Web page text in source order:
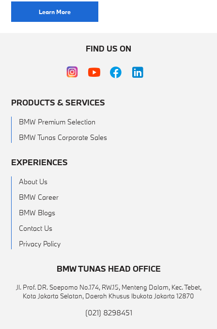
Learn More
FIND US ON
PRODUCTS & SERVICES
BMW Premium Selection
BMW Tunas Corporate Sales
EXPERIENCES
About Us
BMW Career
BMW Blogs
Contact Us
Privacy Policy
BMW TUNAS HEAD OFFICE
Jl. Prof. DR. Soepomo No.174, RW.15, Menteng Dalam, Kec. Tebet,
Kota Jakarta Selatan, Daerah Khusus Ibukota Jakarta 12870
(021) 8298451